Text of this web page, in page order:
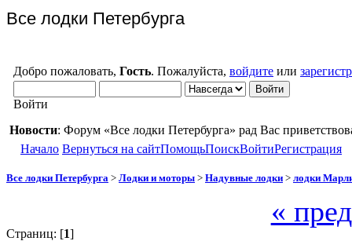
Все лодки Петербурга
Добро пожаловать, Гость. Пожалуйста, войдите или
Войти
Новости: Форум «Все лодки Петербурга» рад Вас
Начало Вернуться на сайтПомощьПоискВойтиРегистрация
Все лодки Петербурга > Лодки и моторы > Надувные лодки > лодки
Страниц: [1]
«